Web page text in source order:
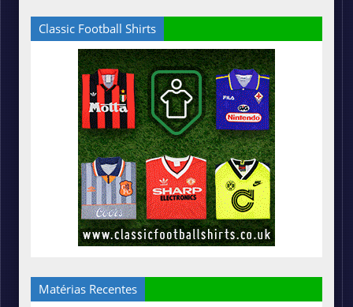
Classic Football Shirts
Matérias Recentes